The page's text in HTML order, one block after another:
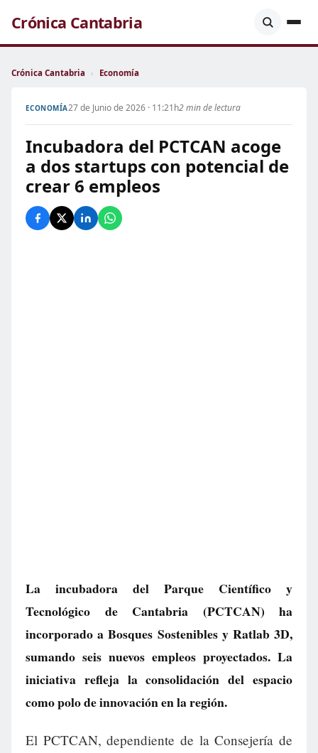
Crónica Cantabria
Crónica Cantabria › Economía
ECONOMÍA27 de Junio de 2026 · 11:21h2 min de lectura
Incubadora del PCTCAN acoge
a dos startups con potencial de
crear 6 empleos
La incubadora del Parque Científico y
Tecnológico de Cantabria (PCTCAN) ha
incorporado a Bosques Sostenibles y Ratlab 3D,
sumando seis nuevos empleos proyectados. La
iniciativa refleja la consolidación del espacio
como polo de innovación en la región.
El PCTCAN, dependiente de la Consejería de